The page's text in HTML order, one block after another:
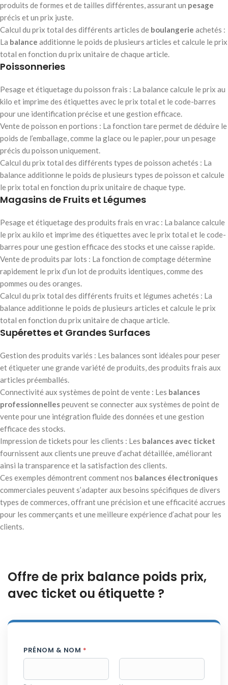
produits de formes et de tailles différentes, assurant un pesage
précis et un prix juste.
Calcul du prix total des différents articles de boulangerie achetés :
La balance additionne le poids de plusieurs articles et calcule le prix
total en fonction du prix unitaire de chaque article.
Poissonneries
Pesage et étiquetage du poisson frais : La balance calcule le prix au
kilo et imprime des étiquettes avec le prix total et le code-barres
pour une identification précise et une gestion efficace.
Vente de poisson en portions : La fonction tare permet de déduire le
poids de l’emballage, comme la glace ou le papier, pour un pesage
précis du poisson uniquement.
Calcul du prix total des différents types de poisson achetés : La
balance additionne le poids de plusieurs types de poisson et calcule
le prix total en fonction du prix unitaire de chaque type.
Magasins de Fruits et Légumes
Pesage et étiquetage des produits frais en vrac : La balance calcule
le prix au kilo et imprime des étiquettes avec le prix total et le code-
barres pour une gestion efficace des stocks et une caisse rapide.
Vente de produits par lots : La fonction de comptage détermine
rapidement le prix d’un lot de produits identiques, comme des
pommes ou des oranges.
Calcul du prix total des différents fruits et légumes achetés : La
balance additionne le poids de plusieurs articles et calcule le prix
total en fonction du prix unitaire de chaque article.
Supérettes et Grandes Surfaces
Gestion des produits variés : Les balances sont idéales pour peser
et étiqueter une grande variété de produits, des produits frais aux
articles préemballés.
Connectivité aux systèmes de point de vente : Les balances
professionnellespeuvent se connecter aux systèmes de point de
vente pour une intégration fluide des données et une gestion
efficace des stocks.
Impression de tickets pour les clients : Les balances avec ticket
fournissent aux clients une preuve d’achat détaillée, améliorant
ainsi la transparence et la satisfaction des clients.
Ces exemples démontrent comment nos balances électroniques
commerciales peuvent s’adapter aux besoins spécifiques de divers
types de commerces, offrant une précision et une efficacité accrues
pour les commerçants et une meilleure expérience d’achat pour les
clients.
Offre de prix balance poids prix,
avec ticket ou étiquette ?
PRÉNOM & NOM *